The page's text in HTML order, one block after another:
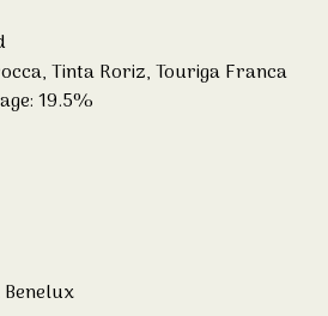
,Tinta Roriz,Touriga Franca
19.5%